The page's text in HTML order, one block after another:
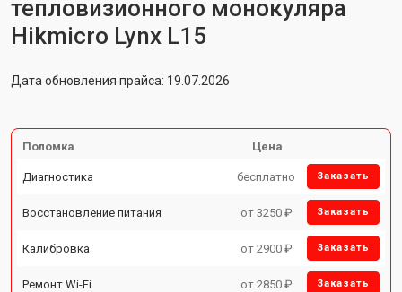
тепловизионного монокуляра
Hikmicro Lynx L15
Дата обновления прайса: 19.07.2026
Поломка Цена
Диагностика бесплатно Заказать
Восстановление питания от 3250 ₽ Заказать
Калибровка от 2900 ₽ Заказать
Ремонт Wi-Fi от 2850 ₽ Заказать